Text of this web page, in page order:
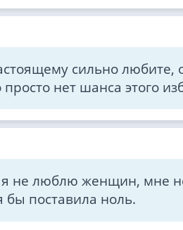
сильно любите,
нет шанса этого
не люблю женщин, мне
поставила ноль.